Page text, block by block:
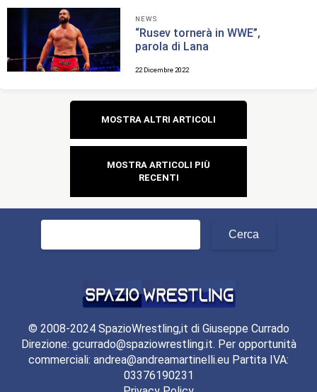
NEWS
“Rusev tornerà in WWE”,
parola di Lana
22 Dicembre 2022
Navigazione
articoli
MOSTRA ALTRI ARTICOLI
MOSTRA ARTICOLI PIÙ
RECENTI
© 2008-2024 SpazioWrestling,it di Giuseppe Currado
Direzione: gcurrado@spaziowrestling.it. Per opportunità
commerciali: andrea@andreamartinelli.eu Partita IVA:
03376190231